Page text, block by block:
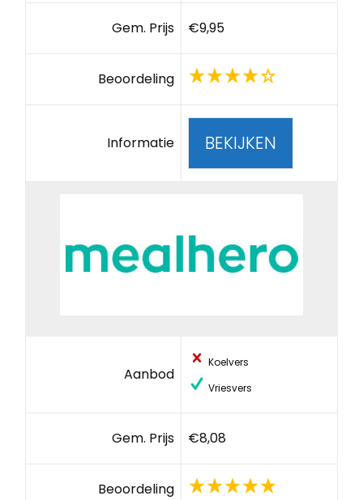
Gem. Prijs €9,95
Beoordeling
Informatie BEKIJKEN
Aanbod
Koelvers
Vriesvers
Gem. Prijs €8,08
Beoordeling